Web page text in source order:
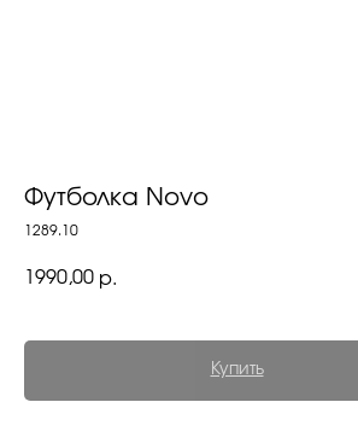
Футболка Novo
1289.10
1990,00 р.
Купить